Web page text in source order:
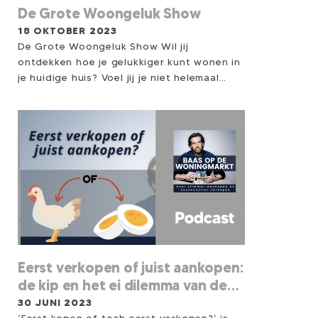
De Grote Woongeluk Show
18 OKTOBER 2023
De Grote Woongeluk Show Wil jij
ontdekken hoe je gelukkiger kunt wonen in
je huidige huis? Voel jij je niet helemaal
inspiratie om op een nieuwe manier naar je
Woongeluk Show op 18 oktober!
Eerst verkopen of juist aankopen:
de kip en het ei dilemma van de
woningmarkt
30 JUNI 2023